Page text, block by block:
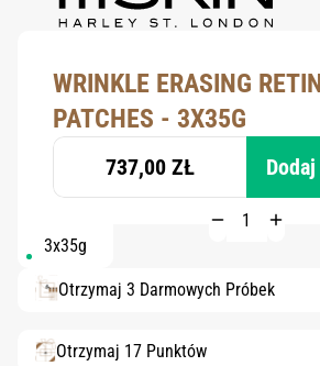
WRINKLE ERASING
PATCHES - 3X35G
737,00 ZŁ
3x35g
Otrzymaj 3 Darmowych Próbek
Otrzymaj 17 Punktów